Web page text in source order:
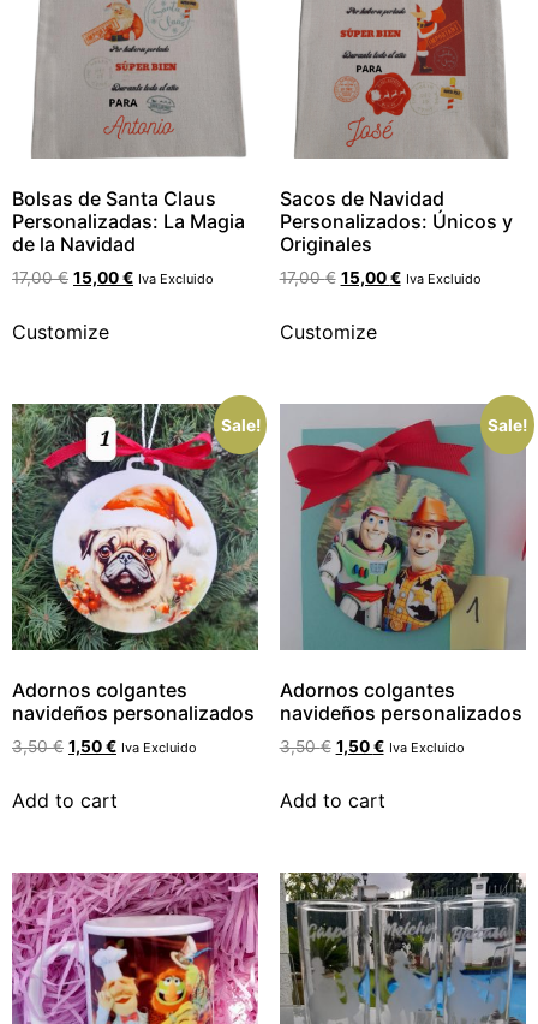
Bolsas de Santa Claus
Personalizadas: La Magia
de la Navidad
17,00€ 15,00€ Iva Excluido
Customize
Sacos de Navidad
Personalizados: Únicos y
Originales
17,00€ 15,00€ Iva Excluido
Customize
Sale!
Adornos colgantes
navideños personalizados
3,50€ 1,50€ Iva Excluido
Add to cart
Sale!
Adornos colgantes
navideños personalizados
3,50€ 1,50€ Iva Excluido
Add to cart